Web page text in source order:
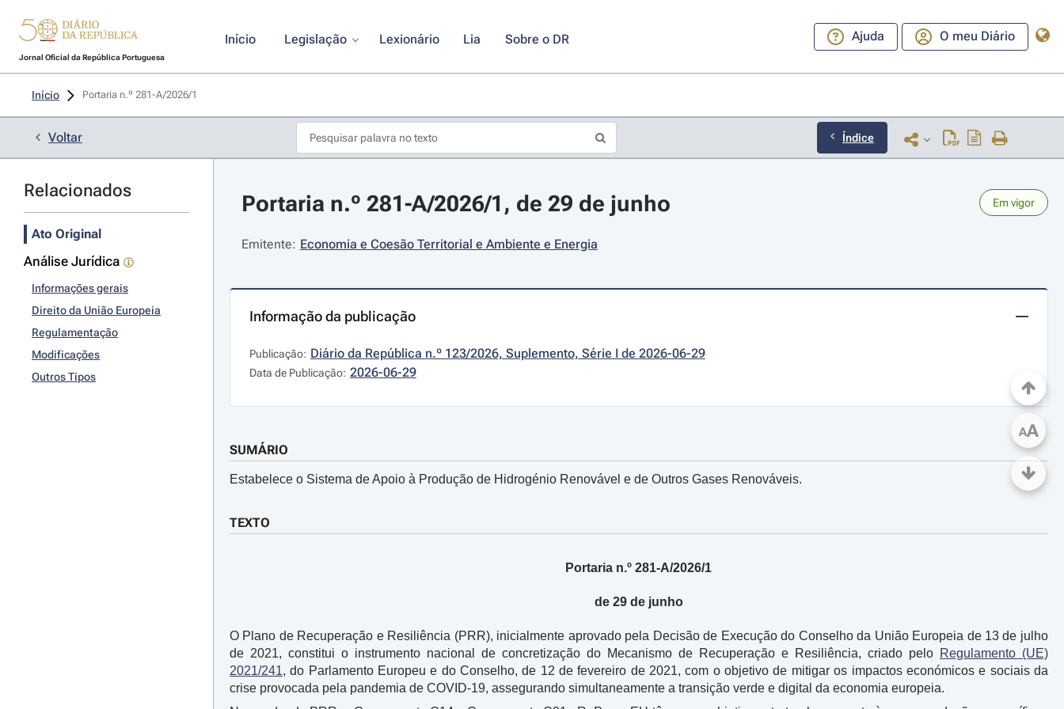
Jornal Oficial da República Portuguesa
Início Legislação Lexionário Lia Sobre o DR Ajuda O meu Diário
Início Portaria n.º 281-A/2026/1
Voltar Índice
Relacionados
Ato Original
Análise Jurídica
Informações gerais
Direito da União Europeia
Regulamentação
Modificações
Outros Tipos
Portaria n.º 281-A/2026/1, de 29 de junho Em vigor
Emitente: Economia e Coesão Territorial e Ambiente e Energia
Informação da publicação
Publicação: Diário da República n.º 123/2026, Suplemento, Série I de 2026-06-29
Data de Publicação: 2026-06-29
SUMÁRIO
Estabelece o Sistema de Apoio à Produção de Hidrogénio Renovável e de Outros Gases Renováveis.
TEXTO
Portaria n.º 281-A/2026/1
de 29 de junho
O Plano de Recuperação e Resiliência (PRR), inicialmente aprovado pela Decisão de Execução do Conselho da União Europeia de 13 de julho
de 2021, constitui o instrumento nacional de concretização do Mecanismo de Recuperação e Resiliência, criado pelo Regulamento (UE)
2021/241, do Parlamento Europeu e do Conselho, de 12 de fevereiro de 2021, com o objetivo de mitigar os impactos económicos e sociais da
crise provocada pela pandemia de COVID-19, assegurando simultaneamente a transição verde e digital da economia europeia.
AA